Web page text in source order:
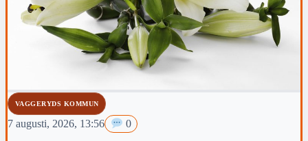
VAGGERYDS KOMMUN
7 augusti, 2026, 13:56 0